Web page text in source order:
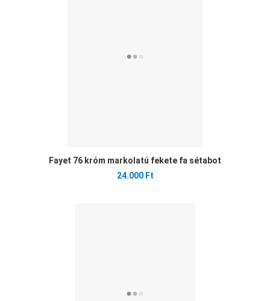
Fayet 76 króm markolatú fekete fa sétabot
24.000 Ft